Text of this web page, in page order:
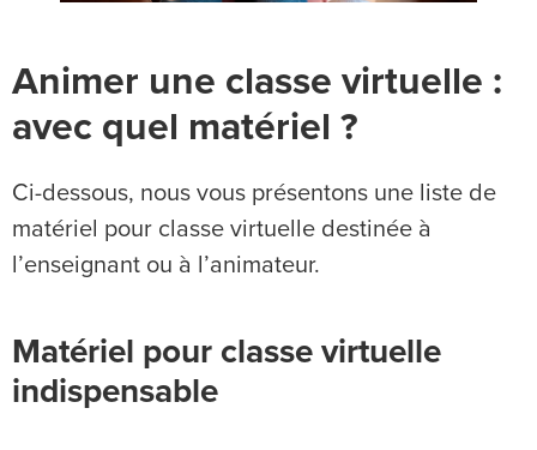
Animer une classe virtuelle :
avec quel matériel ?
Ci-dessous, nous vous présentons une liste de
matériel pour classe virtuelle destinée à
l’enseignant ou à l’animateur.
Matériel pour classe virtuelle
indispensable